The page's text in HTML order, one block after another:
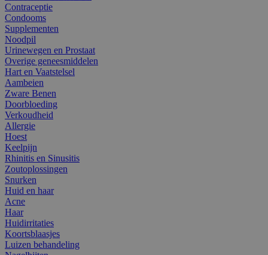
Contraceptie
Condooms
Supplementen
Noodpil
Urinewegen en Prostaat
Overige geneesmiddelen
Hart en Vaatstelsel
Aambeien
Zware Benen
Doorbloeding
Verkoudheid
Allergie
Hoest
Keelpijn
Rhinitis en Sinusitis
Zoutoplossingen
Snurken
Huid en haar
Acne
Haar
Huidirritaties
Koortsblaasjes
Luizen behandeling